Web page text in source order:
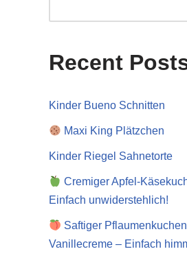
Recent
Kinder Bueno Schnitten
Maxi King Plätzchen
Kinder Riegel Sahnetorte
Cremiger Apfel-
Einfach unwiderstehlich!
Saftiger
Vanillecreme – Einfach